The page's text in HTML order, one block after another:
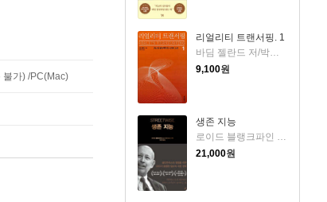
리얼리티 트랜서핑. 1
바딤 젤란드 저/박인수 역
9,100원
생존 지능
로이드 블랭크파인 저/박선영 역
21,000원
불가) /PC(Mac)